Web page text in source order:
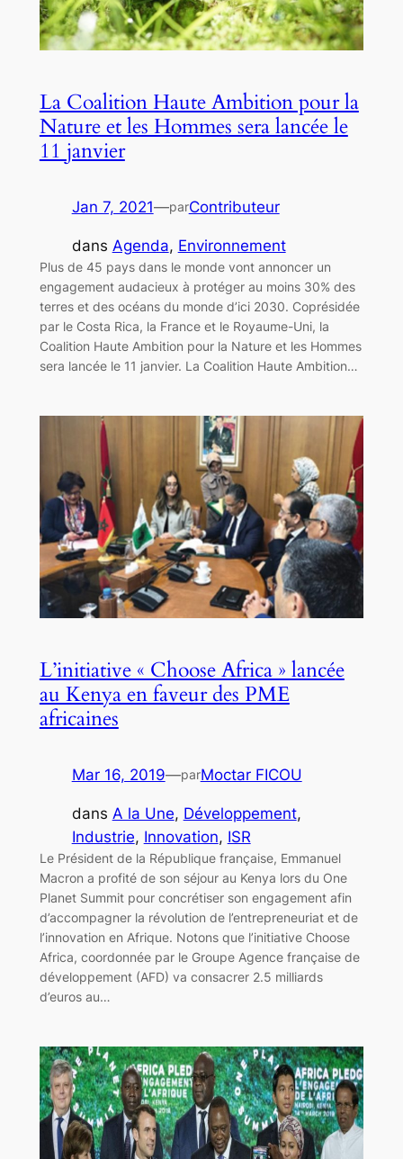
La Coalition Haute Ambition pour la
Nature et les Hommes sera lancée le
11 janvier
Jan 7, 2021—parContributeur
dans Agenda, Environnement
Plus de 45 pays dans le monde vont annoncer un
engagement audacieux à protéger au moins 30% des
terres et des océans du monde d’ici 2030. Coprésidée
par le Costa Rica, la France et le Royaume-Uni, la
Coalition Haute Ambition pour la Nature et les Hommes
sera lancée le 11 janvier. La Coalition Haute Ambition…
L’initiative « Choose Africa » lancée
au Kenya en faveur des PME
africaines
Mar 16, 2019—parMoctar FICOU
dans A la Une, Développement
Industrie, Innovation, ISR
Le Président de la République française, Emmanuel
Macron a profité de son séjour au Kenya lors du One
Planet Summit pour concrétiser son engagement afin
d’accompagner la révolution de l’entrepreneuriat et de
l’innovation en Afrique. Notons que l’initiative Choose
Africa, coordonnée par le Groupe Agence française de
développement (AFD) va consacrer 2.5 milliards
d’euros au…